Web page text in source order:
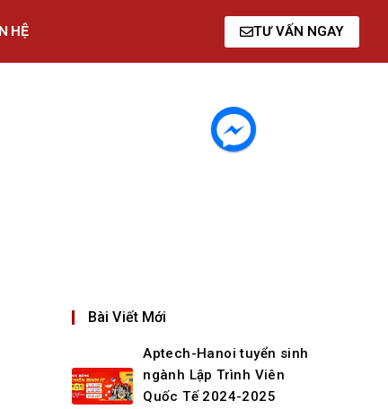
HỆ TƯ VẤN NGAY
Bài Viết Mới
Aptech-Hanoi tuyển sinh
ngành Lập Trình Viên
Quốc Tế 2024-2025